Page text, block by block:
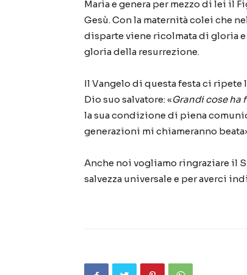
Maria e genera per mezzo di lei il
Gesù. Con la maternità colei che
disparte viene ricolmata di gloria e
gloria della resurrezione.
Il Vangelo di questa festa ci ripete
Dio suo salvatore: «Grandi cose ha
la sua condizione di piena
generazioni mi chiameranno
Anche noi vogliamo ringraziare il
salvezza universale e per averci